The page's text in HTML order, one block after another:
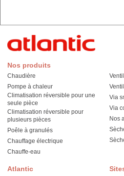
Atlantic
Nos produits
Chaudière
Pompe à chaleur
Climatisation réversible pour une
seule pièce
Climatisation réversible pour
plusieurs pièces
Poêle à granulés
Chauffage électrique
Chauffe-eau
Via
Via
Nos